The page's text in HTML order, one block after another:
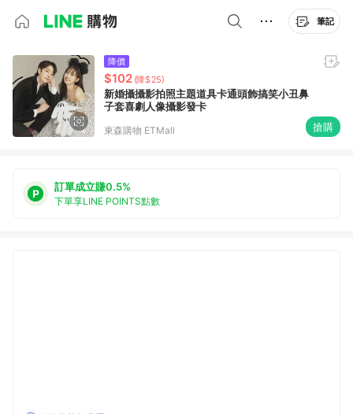
筆記
降價
$102 (降$25)
新婚攝攝影拍照主題道具卡通頭飾搞笑小丑鼻
子套喜劇人像攝影發卡
東森購物 ETMall 搶購
訂單成立賺0.5%
下單享LINE POINTS點數